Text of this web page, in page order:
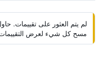
لم يتم العثور على تقييمات.
مسح كل شيء لعرض